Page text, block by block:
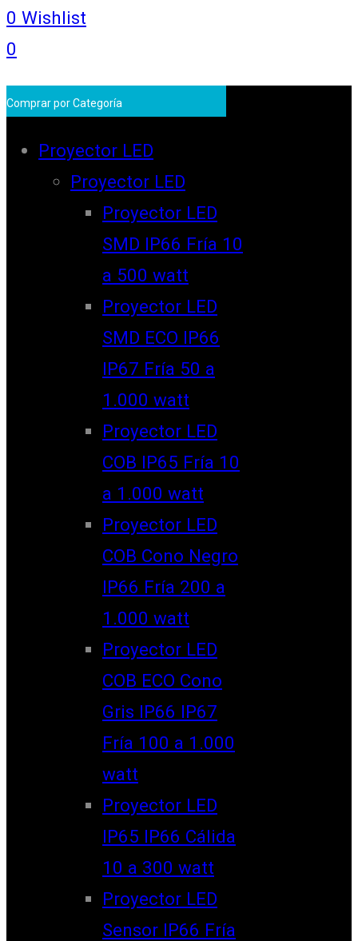
0 Wishlist
0
Comprar por Categoría
Proyector LED
Proyector LED
Proyector LED
SMD IP66 Fría 10
a 500 watt
Proyector LED
SMD ECO IP66
IP67 Fría 50 a
1.000 watt
Proyector LED
COB IP65 Fría 10
a 1.000 watt
Proyector LED
COB Cono Negro
IP66 Fría 200 a
1.000 watt
Proyector LED
COB ECO Cono
Gris IP66 IP67
Fría 100 a 1.000
watt
Proyector LED
IP65 IP66 Cálida
10 a 300 watt
Proyector LED
Sensor IP66 Fría